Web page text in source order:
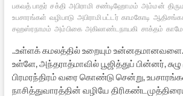
பகவத் பாதர் சக்தி அபிராமி சண்டிஹோமம் அம்மன்
உபசாரங்கள் வழிபாடு அபிராமி பட்டர் காமகோடி
சஹஸ்ரநாமம் அம்பிகை அகிலாண்டநாயகி சாக்தம்
..உள்ளக் கமலத்தில் உறையும்
உள்ளே, அந்தராத்மாவில் பூஜித்துப் பின்னர்,
பிரமரந்திரம் வரை கொண்டு சென்று,
நாசித்துவாரத்தின் வழியே